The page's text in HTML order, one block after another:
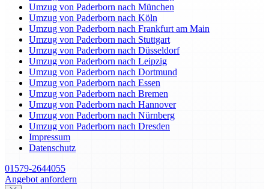
Umzug von Paderborn nach München
Umzug von Paderborn nach Köln
Umzug von Paderborn nach Frankfurt am Main
Umzug von Paderborn nach Stuttgart
Umzug von Paderborn nach Düsseldorf
Umzug von Paderborn nach Leipzig
Umzug von Paderborn nach Dortmund
Umzug von Paderborn nach Essen
Umzug von Paderborn nach Bremen
Umzug von Paderborn nach Hannover
Umzug von Paderborn nach Nürnberg
Umzug von Paderborn nach Dresden
Impressum
Datenschutz
01579-2644055
Angebot anfordern